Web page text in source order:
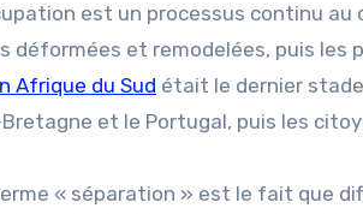
est un processus continu
déformées et remodelées, puis les
Afrique du Sud était le dernier
et le Portugal, puis les
« séparation » est le fait que